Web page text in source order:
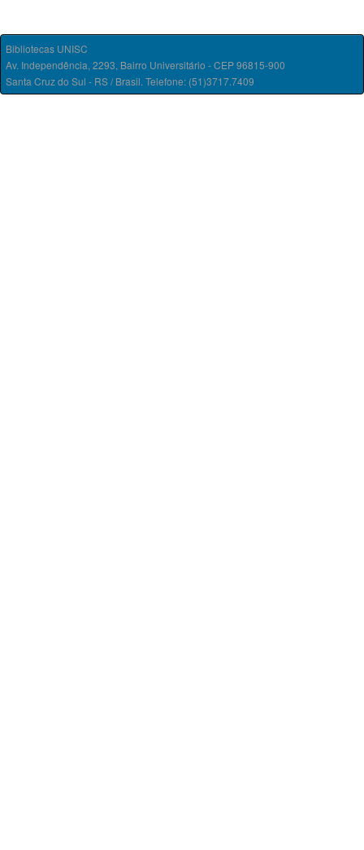
Bibliotecas UNISC
Av. Independência, 2293, Bairro Universitário - CEP 96815-900
Santa Cruz do Sul - RS / Brasil. Telefone: (51)3717.7409